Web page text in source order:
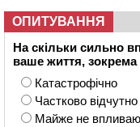
ОПИТУВАННЯ
На скільки сильно
ваше життя, зокрема
Катастрофічно
Частково відчутно
Майже не